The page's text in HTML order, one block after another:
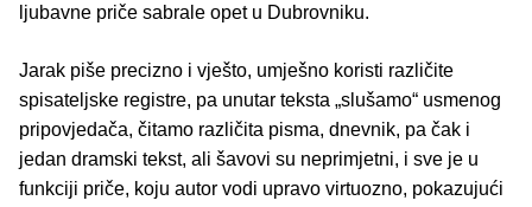
ljubavne priče sabrale opet u Dubrovniku.
Jarak piše precizno i vješto, umješno koristi različite
spisateljske registre, pa unutar teksta „slušamo“ usmenog
pripovjedača, čitamo različita pisma, dnevnik, pa čak i
jedan dramski tekst, ali šavovi su neprimjetni, i sve je u
funkciji priče, koju autor vodi upravo virtuozno, pokazujući